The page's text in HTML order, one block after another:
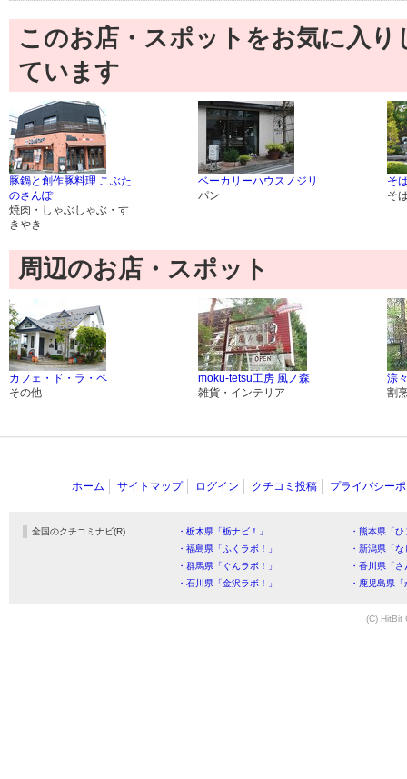
このお店・スポットをお気に入
ています
豚鍋と創作豚料理 こぶた
のさんぽ
焼肉・しゃぶしゃぶ・す
きやき
ベーカリーハウスノジリ
パン
そ
そ
周辺のお店・スポット
カフェ・ド・ラ・ペ
その他
moku-tetsu工房 風ノ森
雑貨・インテリア
淙
割
ホーム サイトマップ ログイン クチコミ投稿 プライバシー
全国のクチコミナビ(R) ・栃木県「栃ナビ！」
・熊本県「
・福島県「ふくラボ！」
・新潟県「
・群馬県「ぐんラボ！」
・香川県「
・石川県「金沢ラボ！」
・鹿児島県
(C) HitBit